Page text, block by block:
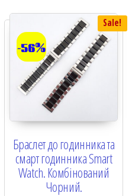
Sale!
-56%
Браслет до годинника та
смарт годинника Smart
Watch. Комбінований
Чорний.